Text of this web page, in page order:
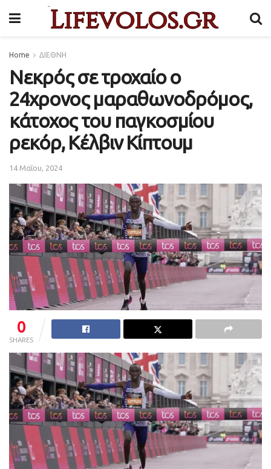
Home ΔΙΕΘΝΗ
Νεκρός σε τροχαίο ο
24χρονος μαραθωνοδρόμος,
κάτοχος του παγκοσμίου
ρεκόρ, Κέλβιν Κίπτουμ
14 Μαΐου, 2024
0
SHARES